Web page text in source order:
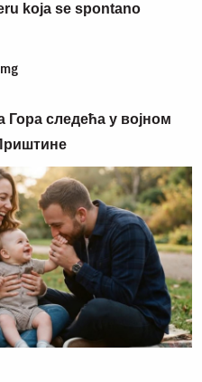
koja se spontano
следећа у војном